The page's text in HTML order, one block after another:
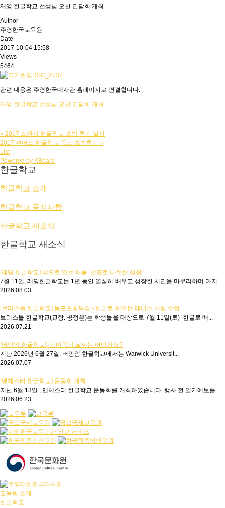
재영 한글학교 선생님 오찬 간담회 개최
Author
주영한국교육원
Date
2017-10-04 15:58
Views
5464
관련 내용은 주영한국대사관 홈페이지로 연결합니다.
재영 한글학교 선생님 오찬 간담회 개최
« 2017 스완지 한글학교 초빙 특강 실시
2017 본머스 한글학교 동포 초빙특강 »
List
Powered by KBoard
한글학교
한글학교 소개
한글학교 공지사항
한글학교 새소식
한글학교 새소식
[레딩 한글학교] 책으로 잇는 배움, 발표로 나누는 성장
7월 11일, 레딩한글학교는 1년 동안 열심히 배우고 성장한 시간을 마무리하며 마지...
2026.08.03
[브리스톨 한글학교] 동포초빙특강 - 한글로 배우는 테니스 체험 수업
브리스톨 한글학교(교장: 공정은)는 학생들을 대상으로 7월 11일(토) ‘한글로 배...
2026.07.21
[버밍엄 한글학교] 내 마음의 날씨는 어떤가요?
지난 2026년 6월 27일, 버밍엄 한글학교에서는 Warwick Universit...
2026.07.07
[맨체스터 한글학교] 운동회 개최
지난 6월 13일 , 맨체스터 한글학교 운동회를 개최하였습니다. 행사 전 일기예보를...
2026.06.23
교육원 소개
한글학교